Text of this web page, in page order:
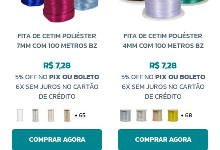
FITA DE CETIM POLIÉSTER
7MM COM 100 METROS BZ
R$ 7,28
5% OFF NOPIX OU BOLETO
6X SEM JUROS NO CARTÃO
DE CRÉDITO
+ 65
COMPRAR AGORA
FITA DE CETIM POLIÉSTER
4MM COM 100 METROS BZ
R$ 7,28
5% OFF NOPIX OU BOLETO
6X SEM JUROS NO CARTÃO
DE CRÉDITO
+ 68
COMPRAR AGORA